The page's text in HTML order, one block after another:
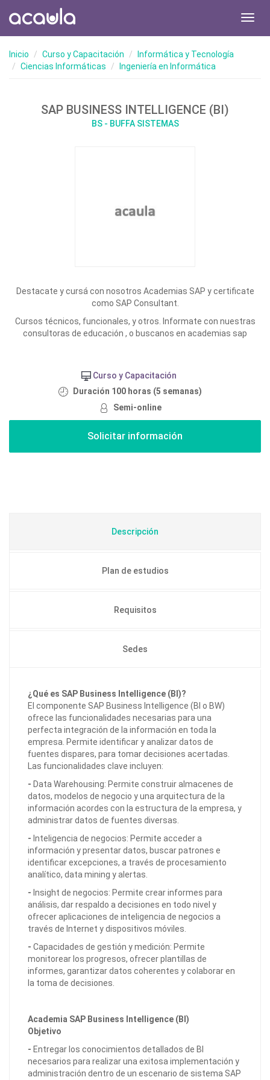
Inicio Curso y Capacitación
Informática y Tecnología
Ciencias Informáticas
Ingeniería en Informática
SAP BUSINESS INTELLIGENCE (BI)
BS - BUFFA SISTEMAS
Destacate y cursá con nosotros Academias SAP y certificate
como SAP Consultant.
Cursos técnicos, funcionales, y otros. Informate con nuestras
consultoras de educación , o buscanos en academias sap
Curso y Capacitación
Duración 100 horas (5 semanas)
Semi-online
Descripción
Plan de estudios
Requisitos
Sedes
¿Qué es SAP Business Intelligence (BI)?
El componente SAP Business Intelligence (BI o BW)
ofrece las funcionalidades necesarias para una
perfecta integración de la información en toda la
empresa. Permite identificar y analizar datos de
fuentes dispares, para tomar decisiones acertadas.
Las funcionalidades clave incluyen:
- Data Warehousing: Permite construir almacenes de
datos, modelos de negocio y una arquitectura de la
información acordes con la estructura de la empresa, y
administrar datos de fuentes diversas.
- Inteligencia de negocios: Permite acceder a
información y presentar datos, buscar patrones e
identificar excepciones, a través de procesamiento
analítico, data mining y alertas.
- Insight de negocios: Permite crear informes para
análisis, dar respaldo a decisiones en todo nivel y
ofrecer aplicaciones de inteligencia de negocios a
través de Internet y dispositivos móviles.
- Capacidades de gestión y medición: Permite
monitorear los progresos, ofrecer plantillas de
informes, garantizar datos coherentes y colaborar en
la toma de decisiones.
Academia SAP Business Intelligence (BI)
Objetivo
- Entregar los conocimientos detallados de BI
necesarios para realizar una exitosa implementación y
administración dentro de un escenario de sistema SAP